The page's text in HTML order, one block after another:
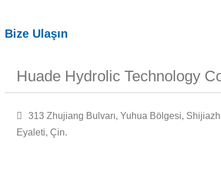
Bize Ulaşın
Huade Hydrolic Technology
313 Zhujiang Bulvarı, Yuhua Bölgesi,
Eyaleti, Çin.